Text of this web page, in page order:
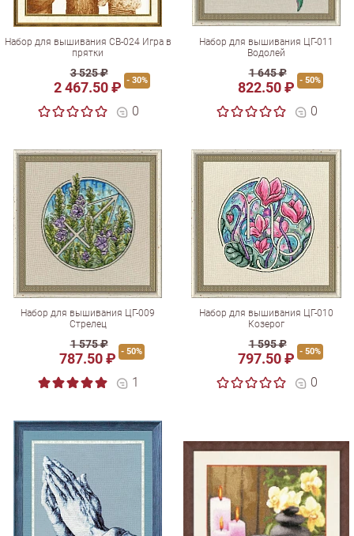
Набор для вышивания СВ-024 Игра в
прятки
3 525 ₽
2 467.50 ₽ - 30%
0
Набор для вышивания ЦГ-011
Водолей
1 645 ₽
822.50 ₽ - 50%
0
Набор для вышивания ЦГ-009
Стрелец
1 575 ₽
787.50 ₽ - 50%
1
Набор для вышивания ЦГ-010
Козерог
1 595 ₽
797.50 ₽ - 50%
0